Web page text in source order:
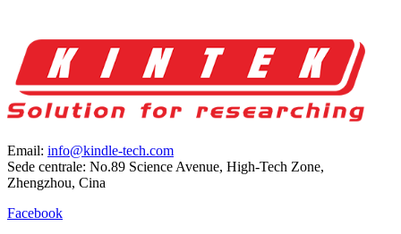
Email: info@kindle-tech.com
Sede centrale: No.89 Science Avenue, High-Tech Zone,
Zhengzhou, Cina
Facebook